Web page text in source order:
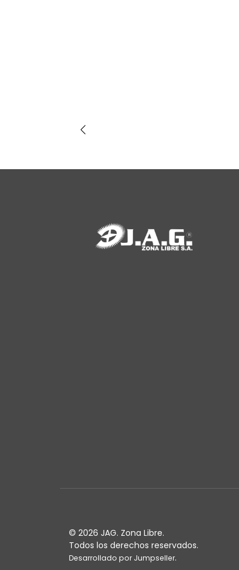
© 2026 JAG. Zona Libre.
Todos los derechos reservados.
Desarrollado por Jumpseller.